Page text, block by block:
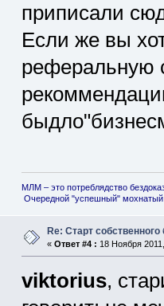
приписали
Если же вы
реферальную
МЛМ – это потреблядство
Очередной "успешный"
Re: Старт собственного
« Ответ #4 : 18 Ноября
viktorius,